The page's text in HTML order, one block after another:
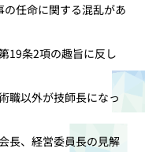
任命に関する混乱があ
19条2項の趣旨に反し
職以外が技師長になっ
長、経営委員長の見解